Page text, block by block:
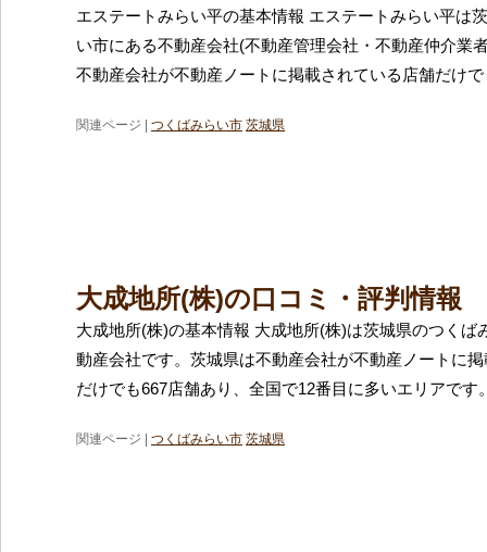
エステートみらい平の基本情報 エステートみらい平は
い市にある不動産会社(不動産管理会社・不動産仲介業
不動産会社が不動産ノートに掲載されている店舗だけ
関連ページ | つくばみらい市 茨城県
大成地所(株)の口コミ・評判情報
大成地所(株)の基本情報 大成地所(株)は茨城県のつくば
動産会社です。茨城県は不動産会社が不動産ノートに
だけでも667店舗あり、全国で12番目に多いエリアです
関連ページ | つくばみらい市 茨城県